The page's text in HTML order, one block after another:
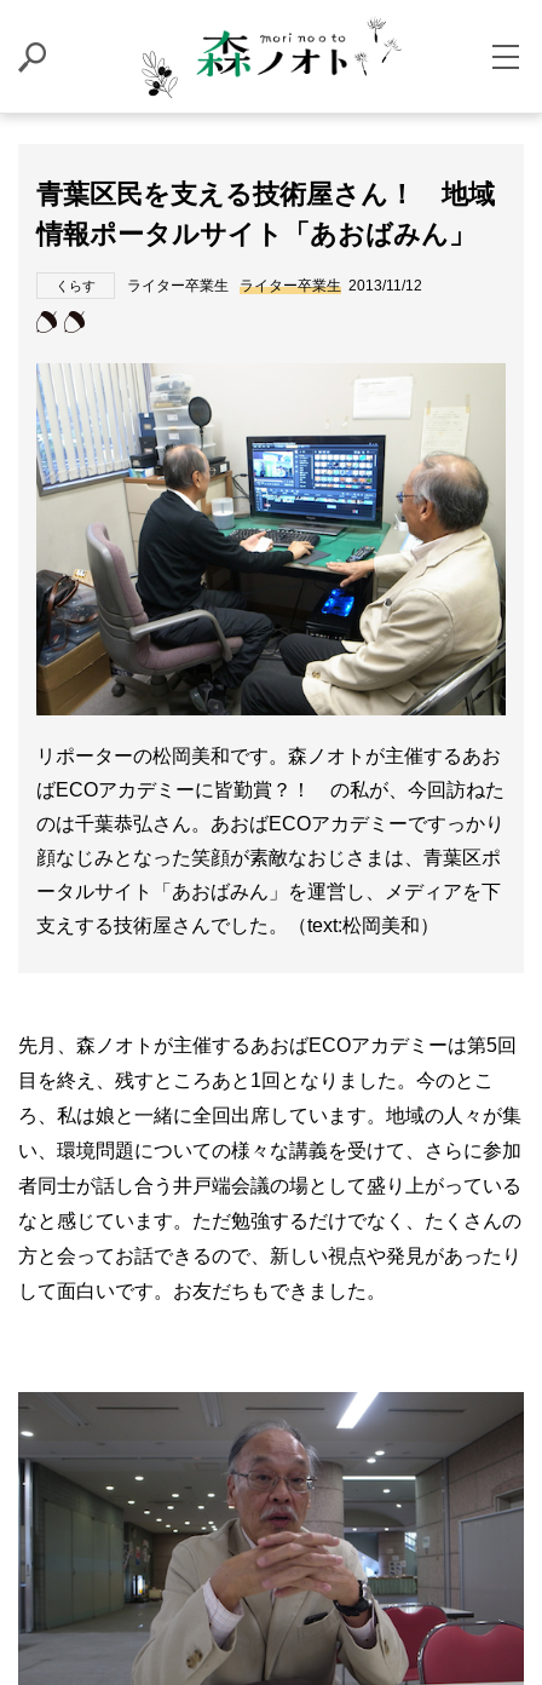
青葉区民を支える技術屋さん！ 地域
情報ポータルサイト「あおばみん」
くらす ライター卒業生 ライター卒業生 2013/11/12
リポーターの松岡美和です。森ノオトが主催するあお
ばECOアカデミーに皆勤賞？！ の私が、今回訪ねた
のは千葉恭弘さん。あおばECOアカデミーですっかり
顔なじみとなった笑顔が素敵なおじさまは、青葉区ポ
ータルサイト「あおばみん」を運営し、メディアを下
支えする技術屋さんでした。（text:松岡美和）
先月、森ノオトが主催するあおばECOアカデミーは第5回
目を終え、残すところあと1回となりました。今のとこ
ろ、私は娘と一緒に全回出席しています。地域の人々が集
い、環境問題についての様々な講義を受けて、さらに参加
者同士が話し合う井戸端会議の場として盛り上がっている
なと感じています。ただ勉強するだけでなく、たくさんの
方と会ってお話できるので、新しい視点や発見があったり
して面白いです。お友だちもできました。